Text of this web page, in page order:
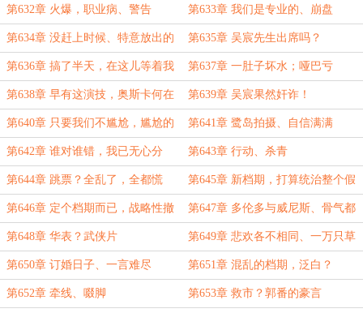
第632章 火爆，职业病、警告 第633章 我们是专业的、崩盘
第634章 没赶上时候、特意放出的
消息
第635章 吴宸先生出席吗？
第636章 搞了半天，在这儿等着我
呢！
第637章 一肚子坏水；哑巴亏
第638章 早有这演技，奥斯卡何在
话下；即将解封
第639章 吴宸果然奸诈！
第640章 只要我们不尴尬，尴尬的
就是她们
第641章 鹭岛拍摄、自信满满
第642章 谁对谁错，我已无心分
辨、股权再增？
第643章 行动、杀青
第644章 跳票？全乱了，全都慌
了......
第645章 新档期，打算统治整个假
期
第646章 定个档期而已，战略性撤
退？（放烟花把手给烫伤了，艰难两
更）
第647章 多伦多与威尼斯、骨气都
让狗吃了？
第648章 华表？武侠片 第649章 悲欢各不相同、一万只草
泥马在奔腾
第650章 订婚日子、一言难尽 第651章 混乱的档期，泛白？
第652章 牵线、啜脚 第653章 救市？郭番的豪言